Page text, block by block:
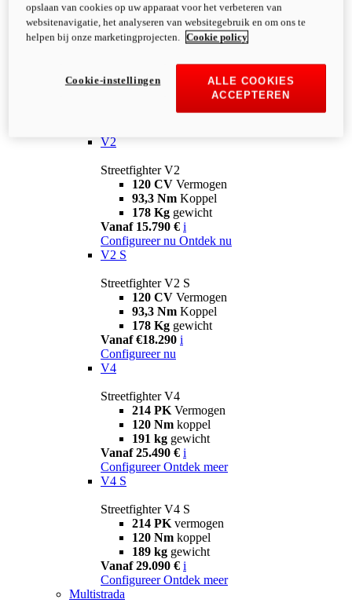
V2
Streetfighter V2
120 CV Vermogen
93,3 Nm Koppel
178 Kg gewicht
Vanaf 15.790 € i
Configureer nu Ontdek nu
V2 S
Streetfighter V2 S
120 CV Vermogen
93,3 Nm Koppel
178 Kg gewicht
Vanaf €18.290 i
Configureer nu
V4
Streetfighter V4
214 PK Vermogen
120 Nm koppel
191 kg gewicht
Vanaf 25.490 € i
Configureer Ontdek meer
V4 S
Streetfighter V4 S
214 PK vermogen
120 Nm koppel
189 kg gewicht
Vanaf 29.090 € i
Configureer Ontdek meer
Multistrada
opslaan van cookies op uw apparaat voor het verbeteren van
websitenavigatie, het analyseren van websitegebruik en om ons te
helpen bij onze marketingprojecten.
Cookie policy
ALLE COOKIES
ACCEPTEREN
Cookie-instellingen